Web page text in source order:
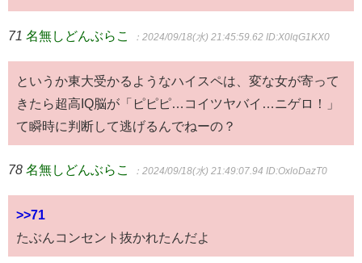
71 名無しどんぶらこ ：2024/09/18(水) 21:45:59.62 ID:X0lqG1KX0
というか東大受かるようなハイスペは、変な女が寄って
きたら超高IQ脳が「ピピピ…コイツヤバイ…ニゲロ！」
て瞬時に判断して逃げるんでねーの？
78 名無しどんぶらこ ：2024/09/18(水) 21:49:07.94 ID:OxloDazT0
>>71
たぶんコンセント抜かれたんだよ